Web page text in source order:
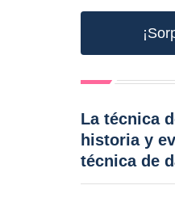
La técnica
historia y
técnica de